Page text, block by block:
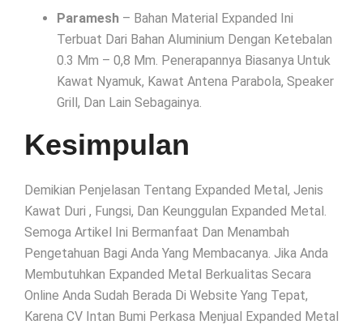
Paramesh – Bahan Material Expanded Ini
Terbuat Dari Bahan Aluminium Dengan Ketebalan
0.3 Mm – 0,8 Mm. Penerapannya Biasanya Untuk
Kawat Nyamuk, Kawat Antena Parabola, Speaker
Grill, Dan Lain Sebagainya.
Kesimpulan
Demikian Penjelasan Tentang Expanded Metal, Jenis
Kawat Duri , Fungsi, Dan Keunggulan Expanded Metal.
Semoga Artikel Ini Bermanfaat Dan Menambah
Pengetahuan Bagi Anda Yang Membacanya. Jika Anda
Membutuhkan Expanded Metal Berkualitas Secara
Online Anda Sudah Berada Di Website Yang Tepat,
Karena CV Intan Bumi Perkasa Menjual Expanded Metal